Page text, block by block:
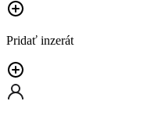
Pridať inzerát